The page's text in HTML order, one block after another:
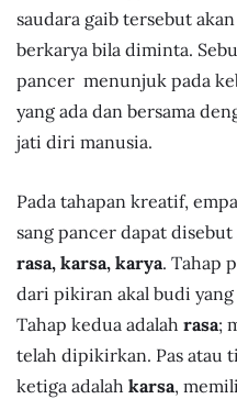
saudara gaib tersebut
berkarya bila diminta.
pancer menunjuk pada
yang ada dan bersama
jati diri manusia.
Pada tahapan kreatif,
sang pancer dapat
rasa, karsa, karya. Tahap
dari pikiran akal budi
Tahap kedua adalah rasa;
telah dipikirkan. Pas atau
ketiga adalah karsa,